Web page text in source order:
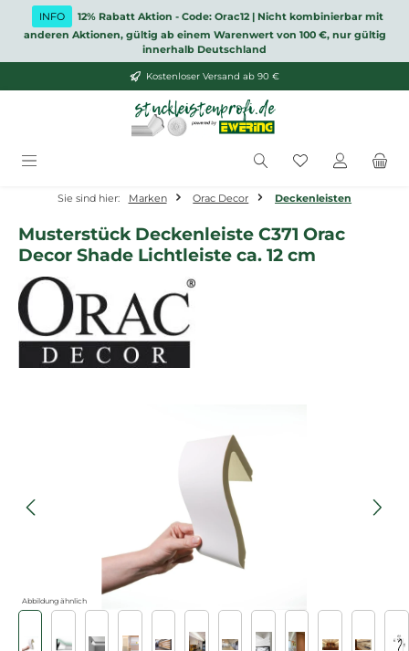
Zum Hauptinhalt springen
INFO
12% Rabatt Aktion - Code: Orac12 | Nicht kombinierbar mit
anderen Aktionen, gültig ab einem Warenwert von 100 €, nur gültig
innerhalb Deutschland
Kostenloser Versand ab 90 €
Du hast 0
Sie sind hier: Marken Orac Decor Deckenleisten
Musterstück Deckenleiste C371 Orac
Decor Shade Lichtleiste ca. 12 cm
Abbildung ähnlich